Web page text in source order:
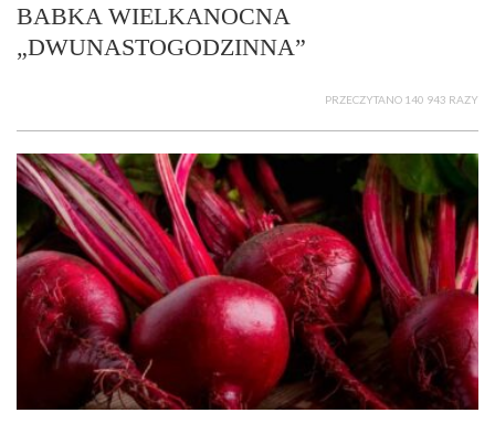
BABKA WIELKANOCNA
„DWUNASTOGODZINNA”
PRZECZYTANO 140 943 RAZY